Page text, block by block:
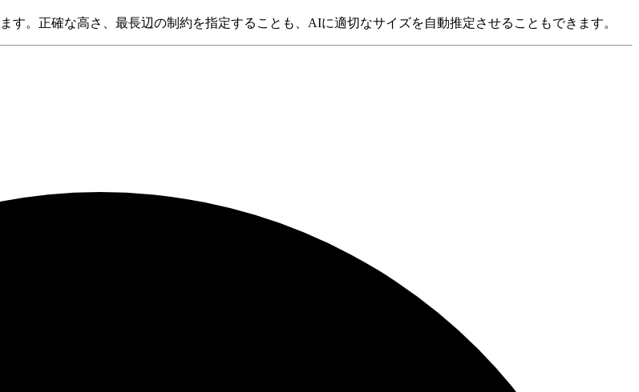
す。正確な高さ、最長辺の制約を指定することも、AIに適切なサイズを自動推定させることもできます。